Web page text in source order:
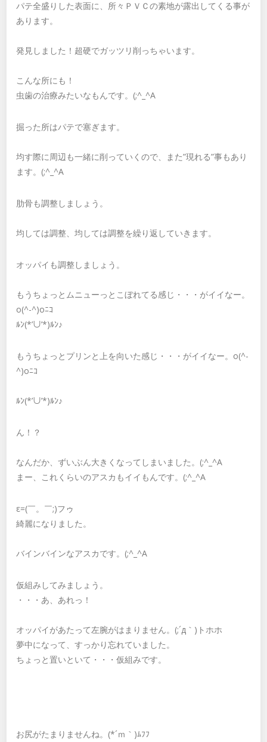
パテ全盛りした表面に、所々ＰＶＣの素地が露出してくる事が
あります。
発見しました！超硬でガッツリ削っちゃいます。
こんな所にも！
虫歯の治療みたいなもんです。(;^_^A
掘った所はパテで塞ぎます。
均す際に周辺も一緒に削っていくので、また”現れる”事もあり
ます。(;^_^A
肋骨も調整しましょう。
均しては調整、均しては調整を繰り返していきます。
オッパイも調整しましょう。
もうちょっとムニューっとこぼれてる感じ・・・がイイなー。
o(^-^)oﾆｺ
ﾙﾝ(*’∪’*)ﾙﾝ♪
もうちょっとプリンと上を向いた感じ・・・がイイなー。o(^-
^)oﾆｺ
ﾙﾝ(*’∪’*)ﾙﾝ♪
ん！？
なんだか、ずいぶん大きくなってしまいました。(;^_^A
まー、これくらいのアスカもイイもんです。(;^_^A
ε=(￣。￣;)フゥ
綺麗になりました。
バインバインなアスカです。(;^_^A
仮組みしてみましょう。
・・・あ、あれっ！
オッパイがあたって左腕がはまりません。(;´д｀)トホホ
夢中になって、すっかり忘れていました。
ちょっと置いといて・・・仮組みです。
お尻がたまりませんね。(*´ｍ｀)ﾑﾌﾌ